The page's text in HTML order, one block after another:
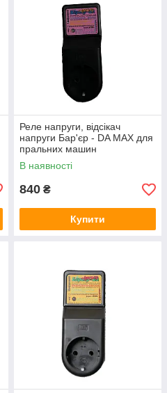
Реле напруги, відсікач
напруги Бар'єр - DA MAX для
пральних машин
В наявності
840 ₴
Купити